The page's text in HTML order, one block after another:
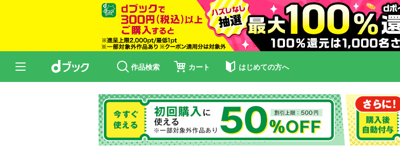
作品検索 カート はじめての方へ